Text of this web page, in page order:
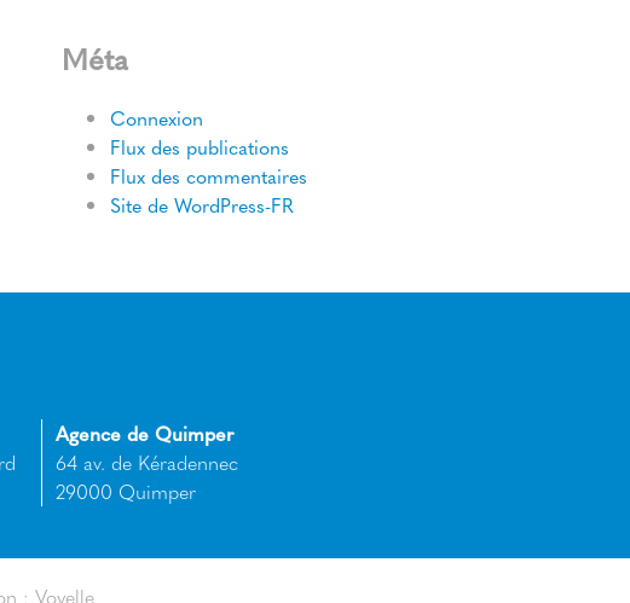
Méta
Connexion
Flux des publications
Flux des commentaires
Site de WordPress-FR
Agence de Quimper
64 av. de Kéradennec
29000 Quimper
: Voyelle